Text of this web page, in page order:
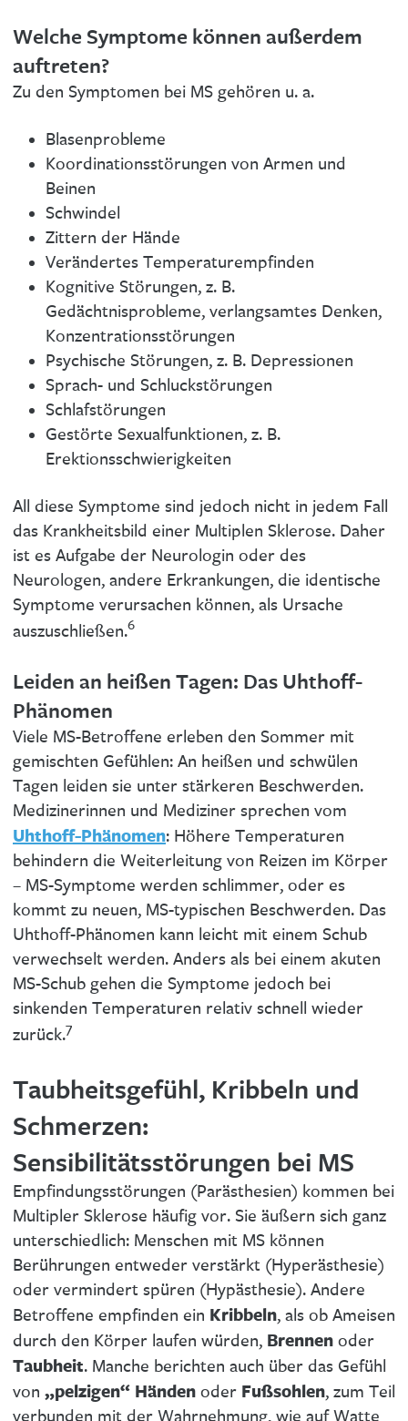
Welche Symptome können außerdem
auftreten?
Zu den Symptomen bei MS gehören u. a.
Blasenprobleme
Koordinationsstörungen von Armen und
Beinen
Schwindel
Zittern der Hände
Verändertes Temperaturempfinden
Kognitive Störungen, z. B.
Gedächtnisprobleme, verlangsamtes Denken,
Konzentrationsstörungen
Psychische Störungen, z. B. Depressionen
Sprach- und Schluckstörungen
Schlafstörungen
Gestörte Sexualfunktionen, z. B.
Erektionsschwierigkeiten
All diese Symptome sind jedoch nicht in jedem Fall
das Krankheitsbild einer Multiplen Sklerose. Daher
ist es Aufgabe der Neurologin oder des
Neurologen, andere Erkrankungen, die identische
Symptome verursachen können, als Ursache
auszuschließen.6
Leiden an heißen Tagen: Das Uhthoff-
Phänomen
Viele MS-Betroffene erleben den Sommer mit
gemischten Gefühlen: An heißen und schwülen
Tagen leiden sie unter stärkeren Beschwerden.
Medizinerinnen und Mediziner sprechen vom
Uhthoff-Phänomen: Höhere Temperaturen
behindern die Weiterleitung von Reizen im Körper
– MS-Symptome werden schlimmer, oder es
kommt zu neuen, MS-typischen Beschwerden. Das
Uhthoff-Phänomen kann leicht mit einem Schub
verwechselt werden. Anders als bei einem akuten
MS-Schub gehen die Symptome jedoch bei
sinkenden Temperaturen relativ schnell wieder
zurück.7
Taubheitsgefühl, Kribbeln und
Schmerzen:
Sensibilitätsstörungen bei MS
Empfindungsstörungen (Parästhesien) kommen bei
Multipler Sklerose häufig vor. Sie äußern sich ganz
unterschiedlich: Menschen mit MS können
Berührungen entweder verstärkt (Hyperästhesie)
oder vermindert spüren (Hypästhesie). Andere
Betroffene empfinden ein Kribbeln, als ob Ameisen
durch den Körper laufen würden, Brennen oder
Taubheit. Manche berichten auch über das Gefühl
von „pelzigen“ Händen oder Fußsohlen, zum Teil
verbunden mit der Wahrnehmung, wie auf Watte